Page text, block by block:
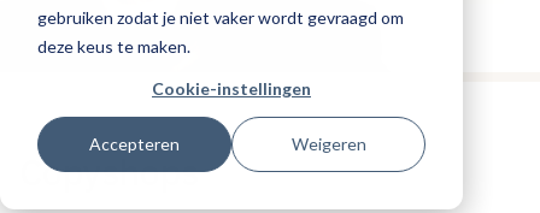
gebruiken zodat je niet vaker wordt gevraagd om
deze keus te maken.
Cookie-instellingen
Accepteren Weigeren
Gepubliceerd op: 2 november 2021
Copyshops